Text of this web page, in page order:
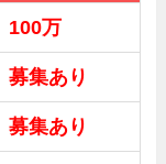
100万
募集あり
募集あり